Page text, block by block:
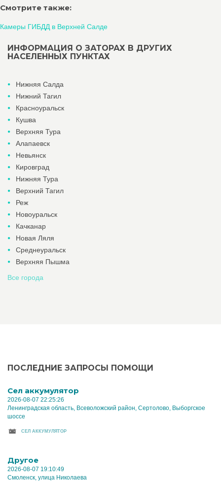
Смотрите также:
Камеры ГИБДД в Верхней Салде
ИНФОРМАЦИЯ О ЗАТОРАХ В ДРУГИХ
НАСЕЛЕННЫХ ПУНКТАХ
Нижняя Салда
Нижний Тагил
Красноуральск
Кушва
Верхняя Тура
Алапаевск
Невьянск
Кировград
Нижняя Тура
Верхний Тагил
Реж
Новоуральск
Качканар
Новая Ляля
Среднеуральск
Верхняя Пышма
Все города
ПОСЛЕДНИЕ ЗАПРОСЫ ПОМОЩИ
Cел аккумулятор
2026-08-07 22:25:26
Ленинградская область, Всеволожский район, Сертолово, Выборгское
шоссе
CЕЛ АККУМУЛЯТОР
Другое
2026-08-07 19:10:49
Смоленск, улица Николаева